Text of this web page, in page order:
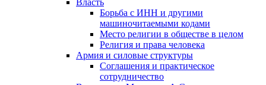
Власть
Борьба с ИНН и другими
машиночитаемыми кодами
Место религии в обществе в целом
Религия и права человека
Армия и силовые структуры
Соглашения и практическое
сотрудничество